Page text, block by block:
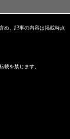
め、記事の内容は掲載時点
載を禁じます。